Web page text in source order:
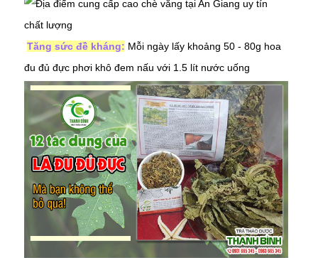
Tăng sức đề kháng: Mỗi ngày lấy khoảng 50 - 80g hoa
đu đủ đực phơi khô đem nấu với 1.5 lít nước uống